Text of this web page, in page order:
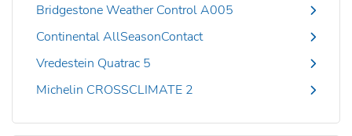
Bridgestone Weather Control A005
Continental AllSeasonContact
Vredestein Quatrac 5
Michelin CROSSCLIMATE 2